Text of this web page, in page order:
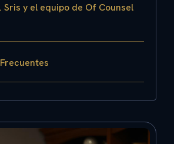
Sris y el equipo de Of Counsel